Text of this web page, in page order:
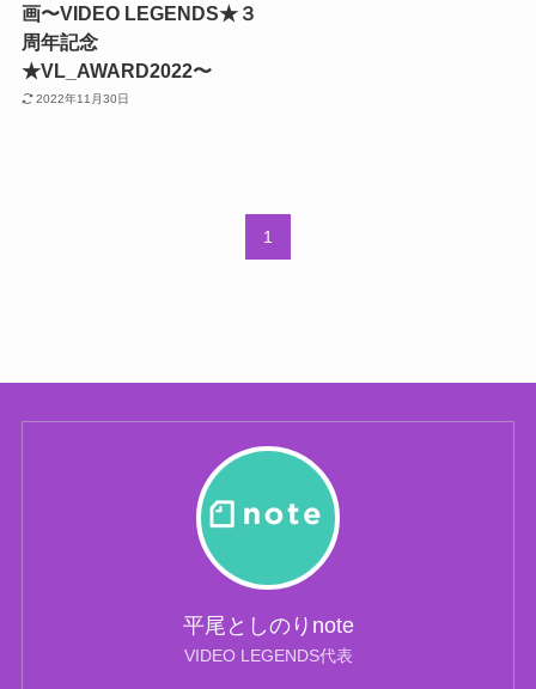
画〜VIDEO LEGENDS★３
周年記念
★VL_AWARD2022〜
2022年11月30日
1
平尾としのりnote
VIDEO LEGENDS代表